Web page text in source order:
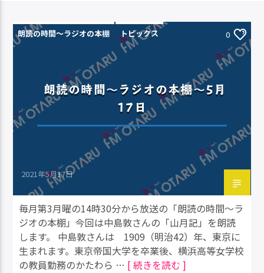
朗読の時間～ラジオの本棚 トピックス 0
朗読の時間～ラジオの本棚～5月
17日
2021年5月17日
毎月第3月曜の14時30分から放送の「朗読の時間～ラ
ジオの本棚」今回は中島敦さんの「山月記」を朗読
します。 中島敦さんは 1909（明治42）年、東京に
生まれます。東京帝国大学を卒業後、横浜高等女学校
の教員勤務のかたわら … [ 続きを読む ]